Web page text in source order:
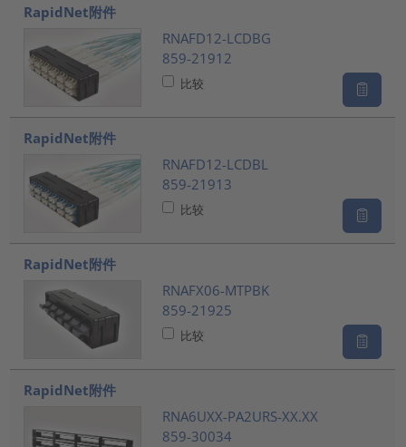
RapidNet附件
RNAFD12-LCDBG
859-21912
比较
RapidNet附件
RNAFD12-LCDBL
859-21913
比较
RapidNet附件
RNAFX06-MTPBK
859-21925
比较
RapidNet附件
RNA6UXX-PA2URS-XX.XX
859-30034